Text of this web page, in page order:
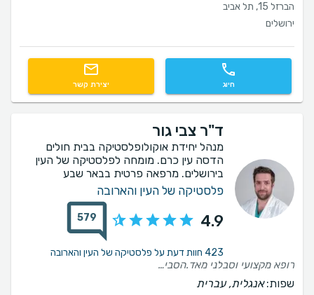
הברזל 15, תל אביב
ירושלים
חיוג יצירת קשר
ד"ר צבי גור
מנהל יחידת אוקולופלסטיקה בבית חולים
הדסה עין כרם. מומחה לפלסטיקה של העין
בירושלים. מרפאה פרטית בבאר שבע
פלסטיקה של העין והארובה
4.9
579
423 חוות דעת על פלסטיקה של העין והארובה
רופא מקצועי וסבלני מאד.הסביר את ההליך הרפואי בפירוט רב.
שפות:אנגלית, עברית